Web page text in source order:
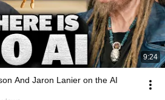
9:24
And Jaron Lanier on the AI